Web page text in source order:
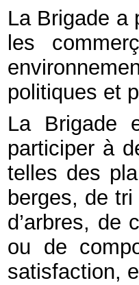
La Brigade a
les
politiques et
La Brigade
participer à
telles des
berges, de
d’arbres, de
ou de
satisfaction,